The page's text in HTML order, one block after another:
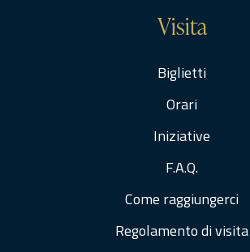
Visita
Biglietti
Orari
Iniziative
F.A.Q.
Come raggiungerci
Regolamento di visita